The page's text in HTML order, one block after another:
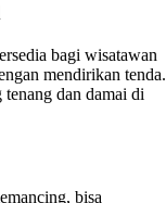
bagi wisatawan
mendirikan tenda.
dan damai di
bisa